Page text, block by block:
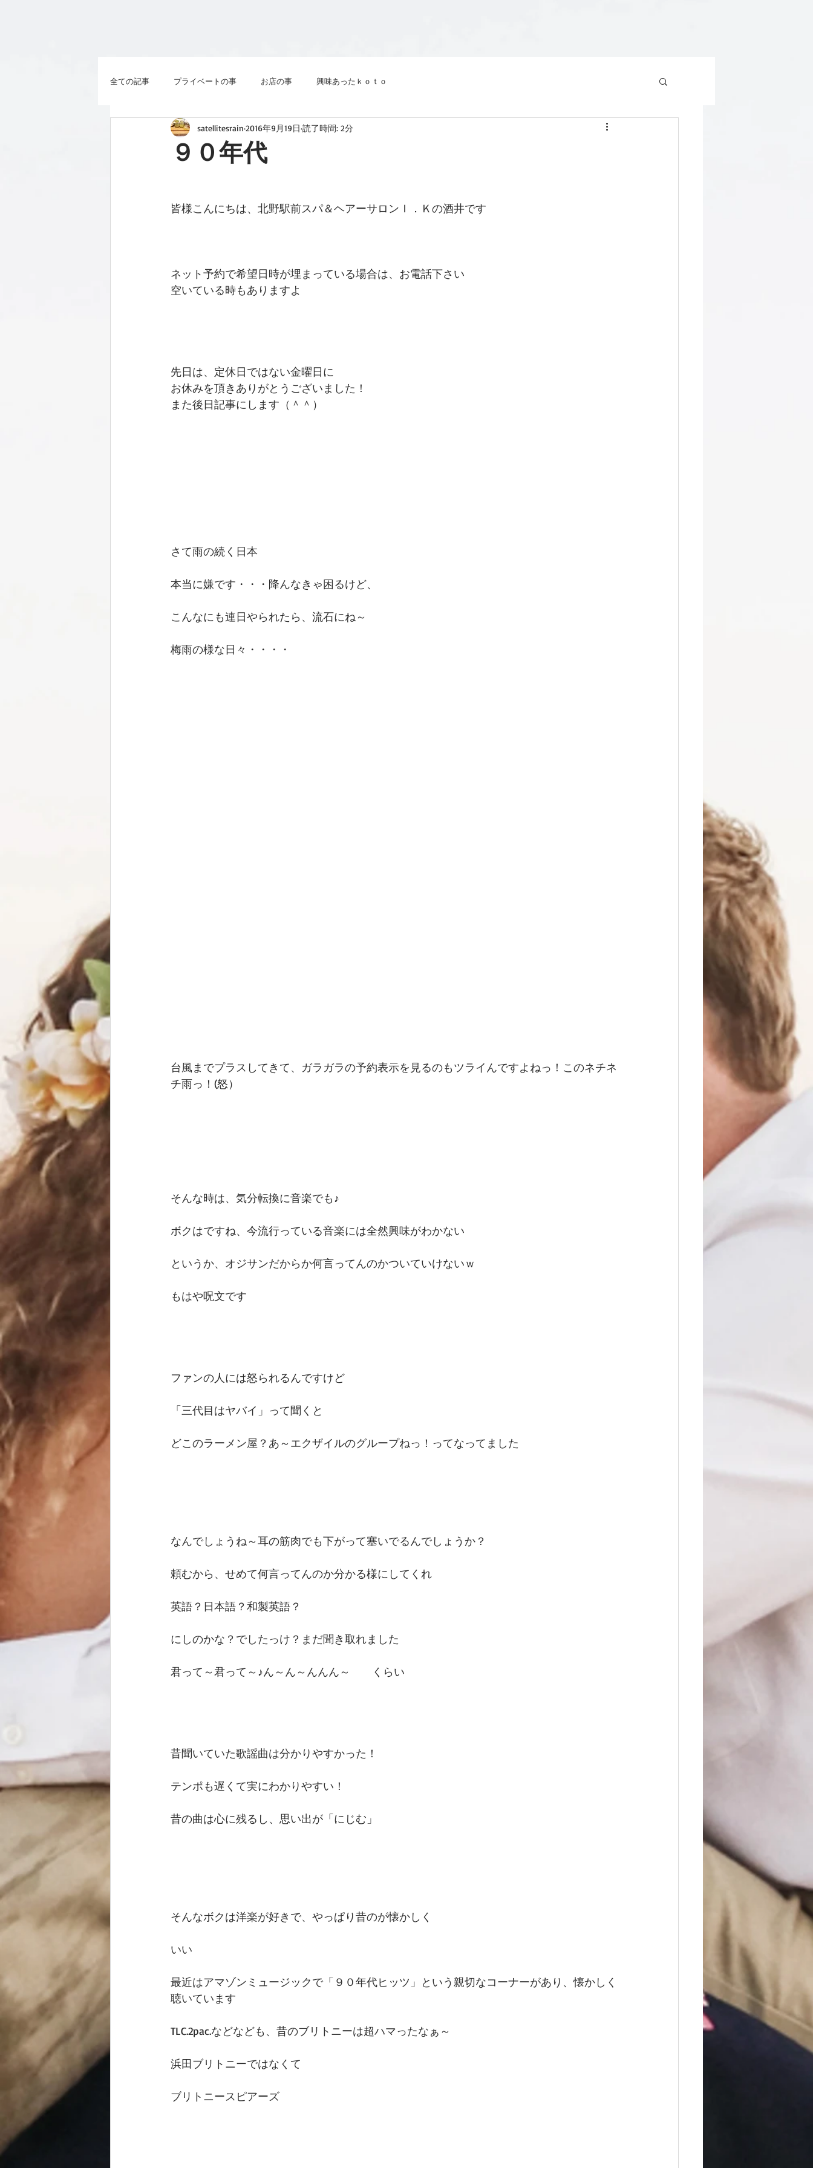
全ての記事 プライベートの事 お店の事 興味あったｋｏｔｏ
９０年代
satellitesrain 2016年9月19日 読了時間: 2分
皆様こんにちは、北野駅前スパ＆ヘアーサロンＩ．Ｋの酒井です
ネット予約で希望日時が埋まっている場合は、お電話下さい
空いている時もありますよ
先日は、定休日ではない金曜日に
お休みを頂きありがとうございました！
また後日記事にします（＾＾）
さて雨の続く日本
本当に嫌です・・・降んなきゃ困るけど、
こんなにも連日やられたら、流石にね～
梅雨の様な日々・・・・
台風までプラスしてきて、ガラガラの予約表示を見るのもツライんですよねっ！このネチネ
チ雨っ！(怒）
そんな時は、気分転換に音楽でも♪
ボクはですね、今流行っている音楽には全然興味がわかない
というか、オジサンだからか何言ってんのかついていけないｗ
もはや呪文です
ファンの人には怒られるんですけど
「三代目はヤバイ」って聞くと
どこのラーメン屋？あ～エクザイルのグループねっ！ってなってました
なんでしょうね～耳の筋肉でも下がって塞いでるんでしょうか？
頼むから、せめて何言ってんのか分かる様にしてくれ
英語？日本語？和製英語？
にしのかな？でしたっけ？まだ聞き取れました
君って～君って～♪ん～ん～んんん～　　くらい
昔聞いていた歌謡曲は分かりやすかった！
テンポも遅くて実にわかりやすい！
昔の曲は心に残るし、思い出が「にじむ」
そんなボクは洋楽が好きで、やっぱり昔のが懐かしく
いい
最近はアマゾンミュージックで「９０年代ヒッツ」という親切なコーナーがあり、懐かしく
聴いています
TLC.2pac.などなども、昔のブリトニーは超ハマったなぁ～
浜田ブリトニーではなくて
ブリトニースピアーズ